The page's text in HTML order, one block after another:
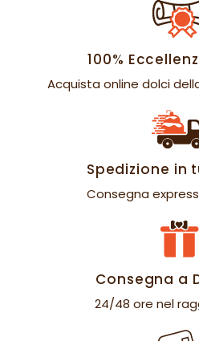
100%
Acquista online dolci
Spedizione in
Consegna
Consegna a
24/48 ore nel